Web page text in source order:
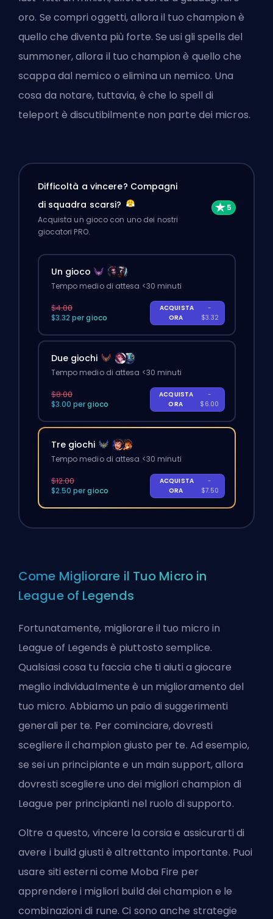
oro. Se compri oggetti, allora il tuo champion è
quello che diventa più forte. Se usi gli spells del
summoner, allora il tuo champion è quello che
scappa dal nemico o elimina un nemico. Una
cosa da notare, tuttavia, è che lo spell di
teleport è discutibilmente non parte dei micros.
Difficoltà a vincere? Compagni
di squadra scarsi?
Acquista un gioco con uno dei nostri
giocatori PRO.
Un gioco
Tempo medio di attesa <30 minuti
$4.00
$3.32 per gioco
ACQUISTA
ORA
-
$3.32
Due giochi
Tempo medio di attesa <30 minuti
$8.00
$3.00 per gioco
ACQUISTA
ORA
-
$6.00
Tre giochi
Tempo medio di attesa <30 minuti
$12.00
$2.50 per gioco
ACQUISTA
ORA
-
$7.50
Come Migliorare il Tuo Micro in
League of Legends
Fortunatamente, migliorare il tuo micro in
League of Legends è piuttosto semplice.
Qualsiasi cosa tu faccia che ti aiuti a giocare
meglio individualmente è un miglioramento del
tuo micro. Abbiamo un paio di suggerimenti
generali per te. Per cominciare, dovresti
scegliere il champion giusto per te. Ad esempio,
se sei un principiante e un main support, allora
dovresti scegliere uno dei migliori champion di
League per principianti nel ruolo di supporto.
Oltre a questo, vincere la corsia e assicurarti di
avere i build giusti è altrettanto importante. Puoi
usare siti esterni come Moba Fire per
apprendere i migliori build dei champion e le
combinazioni di rune. Ci sono anche strategie